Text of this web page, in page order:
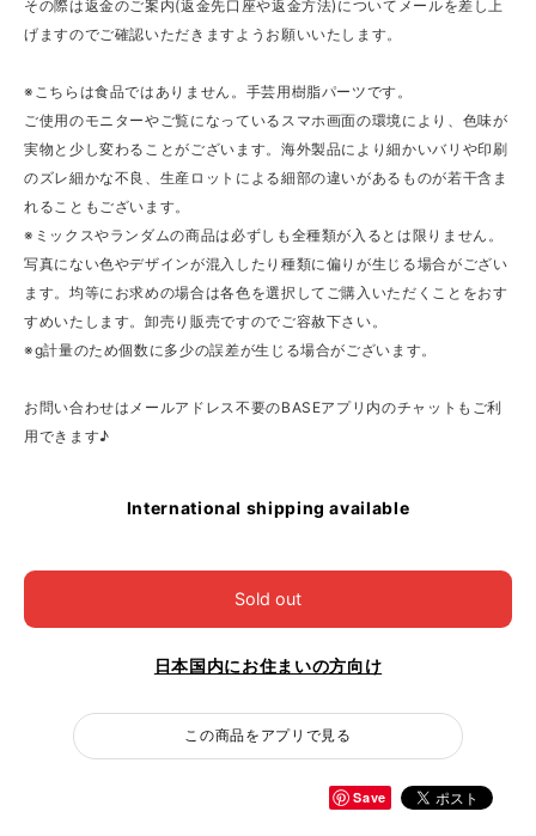
その際は返金のご案内(返金先口座や返金方法)についてメールを差し上
げますのでご確認いただきますようお願いいたします。
※こちらは食品ではありません。手芸用樹脂パーツです。
ご使用のモニターやご覧になっているスマホ画面の環境により、色味が
実物と少し変わることがございます。海外製品により細かいバリや印刷
のズレ細かな不良、生産ロットによる細部の違いがあるものが若干含ま
れることもございます。
※ミックスやランダムの商品は必ずしも全種類が入るとは限りません。
写真にない色やデザインが混入したり種類に偏りが生じる場合がござい
ます。均等にお求めの場合は各色を選択してご購入いただくことをおす
すめいたします。卸売り販売ですのでご容赦下さい。
※g計量のため個数に多少の誤差が生じる場合がございます。
お問い合わせはメールアドレス不要のBASEアプリ内のチャットもご利
用できます♪
International shipping available
Sold out
日本国内にお住まいの方向け
この商品をアプリで見る
Save